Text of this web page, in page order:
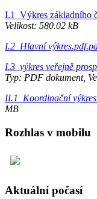
I.1_Výkres základního
Velikost: 580.02 kB
I.2_Hlavní
I.3_výkres veřejně
Typ: PDF dokument,
II.1_Koordinační
MB
Rozhlas v mobilu
Aktuální počasí